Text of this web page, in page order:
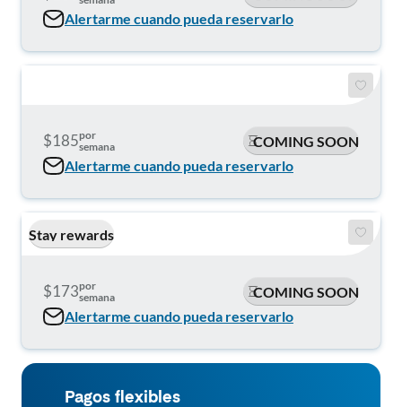
Alertarme cuando pueda reservarlo
$185por
semana
COMING SOON
Alertarme cuando pueda reservarlo
Stay rewards
$173por
semana
COMING SOON
Alertarme cuando pueda reservarlo
Pagos flexibles